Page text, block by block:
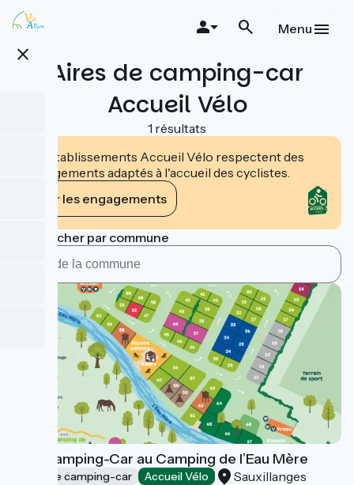
Aller
au
principal
close
Menu
Aires de camping-car
Accueil Vélo
1 résultats
Les établissements Accueil Vélo respectent des
engagements adaptés à l'accueil des cyclistes.
Voir les engagements
Rechercher par commune
Aire Camping-Car au Camping de l’Eau Mère
Aires de camping-car Accueil Vélo Sauxillanges